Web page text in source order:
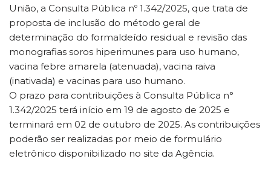
União, a Consulta Pública nº 1.342/2025, que trata de
proposta de inclusão do método geral de
determinação do formaldeído residual e revisão das
monografias soros hiperimunes para uso humano,
vacina febre amarela (atenuada), vacina raiva
(inativada) e vacinas para uso humano.
O prazo para contribuições à Consulta Pública n°
1.342/2025 terá início em 19 de agosto de 2025 e
terminará em 02 de outubro de 2025. As contribuições
poderão ser realizadas por meio de formulário
eletrônico disponibilizado no site da Agência.